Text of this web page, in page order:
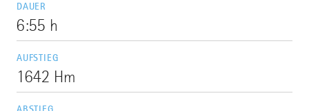
DAUER
6:55 h
AUFSTIEG
1642 Hm